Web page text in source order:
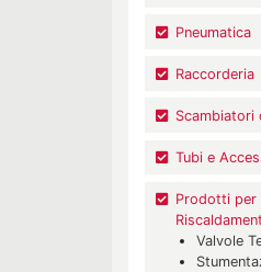
Pneumatica
Raccorderia
Scambiatori
Tubi e
Prodotti per
Valvole